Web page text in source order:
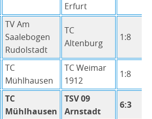
Winter 2008/09
Sommer 2008
Winterrunde
Neubau
Chronik
Erfurt
TV Am
Saalebogen
Rudolstadt
TC
Altenburg
1:8
TC
Mühlhausen
TC Weimar
1912
1:8
TC
Mühlhausen
TSV 09
Arnstadt
6:3